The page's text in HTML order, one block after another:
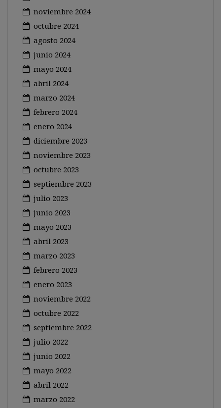
noviembre 2024
octubre 2024
agosto 2024
junio 2024
mayo 2024
abril 2024
marzo 2024
febrero 2024
enero 2024
diciembre 2023
noviembre 2023
octubre 2023
septiembre 2023
julio 2023
junio 2023
mayo 2023
abril 2023
marzo 2023
febrero 2023
enero 2023
noviembre 2022
octubre 2022
septiembre 2022
julio 2022
junio 2022
mayo 2022
abril 2022
marzo 2022